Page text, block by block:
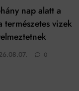
nap alatt a
természetes vizek
0